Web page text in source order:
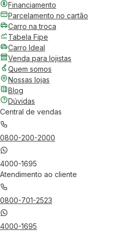
Financiamento
Parcelamento no cartão
Carro na troca
Tabela Fipe
Carro Ideal
Venda para lojistas
Quem somos
Nossas lojas
Blog
Dúvidas
Central de vendas
0800-200-2000
4000-1695
Atendimento ao cliente
0800-701-2523
4000-1695